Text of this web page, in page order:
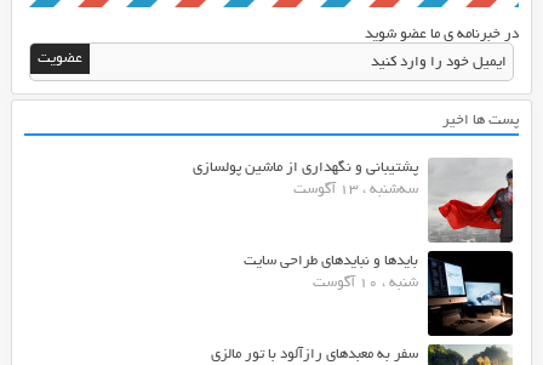
در خبرنامه ی ما عضو شوید
پست ها اخیر
پشتیبانی و نگهداری از ماشین پولسازی
سه‌شنبه ، 13 آگوست
بایدها و نبایدهای طراحی سایت
شنبه ، 10 آگوست
سفر به معبدهای رازآلود با تور مالزی